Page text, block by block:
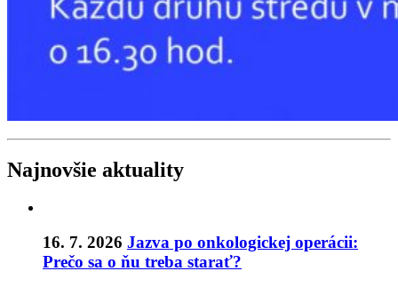
Najnovšie aktuality
16. 7. 2026 Jazva po onkologickej operácii:
Prečo sa o ňu treba starať?